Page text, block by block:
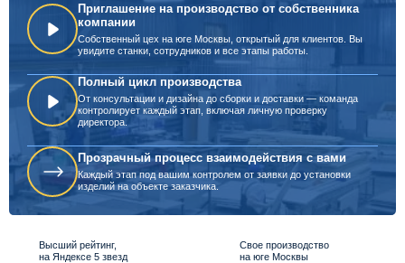
Приглашение на производство от собственника
компании
Собственный цех на юге Москвы, открытый для клиентов. Вы
увидите станки, сотрудников и все этапы работы.
Полный цикл производства
От консультации и дизайна до сборки и доставки — команда
контролирует каждый этап, включая личную проверку
директора.
Прозрачный процесс взаимодействия с вами
Каждый этап под вашим контролем от заявки до установки
изделий на объекте заказчика.
Высший рейтинг,
на Яндексе 5 звезд
Свое производство
на юге Москвы